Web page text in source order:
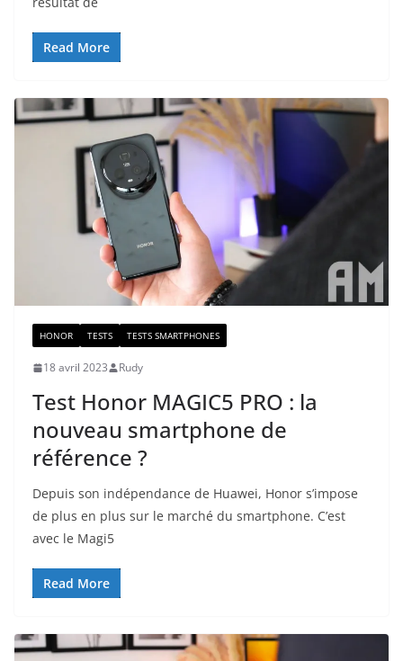
Read More
HONOR TESTS TESTS SMARTPHONES
18 avril 2023 Rudy
Test Honor MAGIC5 PRO : la
nouveau smartphone de
référence ?
Depuis son indépendance de Huawei, Honor s’impose
de plus en plus sur le marché du smartphone. C’est
avec le Magi5
Read More